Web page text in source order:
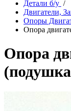
Детали б/у /
Двигатели,
Опоры
Опора
Опора